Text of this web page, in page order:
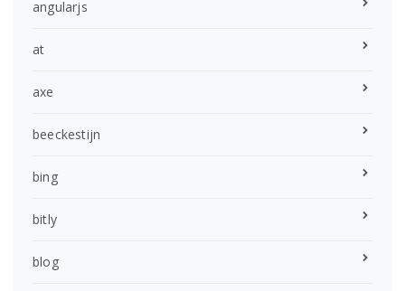
angularjs
at
axe
beeckestijn
bing
bitly
blog